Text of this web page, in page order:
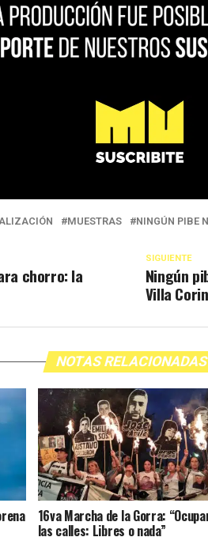
MUESTRAS NINGÚN PIBE
SIGUIENTE
Ningún
Villa
chorro: la
NOTAS RELACIONADAS
16va Marcha de la Gorra:
las calles: Libres o nada”